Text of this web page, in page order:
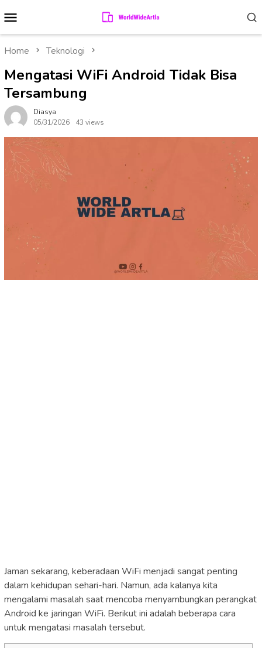
to
contentMenu
Home Teknologi
Mengatasi WiFi Android Tidak Bisa
Tersambung
Diasya
05/31/2026
43 views
Jaman sekarang, keberadaan WiFi menjadi sangat penting
dalam kehidupan sehari-hari. Namun, ada kalanya kita
mengalami masalah saat mencoba menyambungkan perangkat
Android ke jaringan WiFi. Berikut ini adalah beberapa cara
untuk mengatasi masalah tersebut.